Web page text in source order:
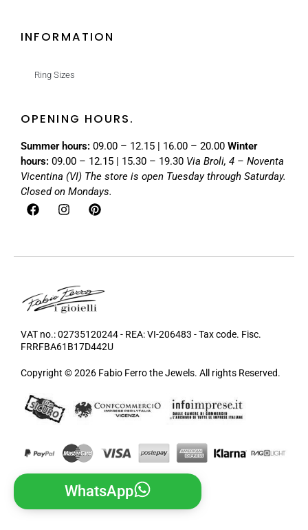
INFORMATION
Ring Sizes
OPENING HOURS.
Summer hours: 09.00 – 12.15 | 16.00 – 20.00 Winter
hours: 09.00 – 12.15 | 15.30 – 19.30 Via Broli, 4 – Noventa
Vicentina (VI) The store is open Tuesday through Saturday.
Closed on Mondays.
VAT no.: 02735120244 - REA: VI-206483 - Tax code. Fisc.
FRRFBA61B17D442U
Copyright © 2026 Fabio Ferro the Jewels. All rights Reserved.
WhatsApp